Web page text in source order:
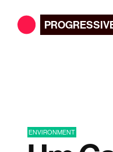
ENVIRONMENT